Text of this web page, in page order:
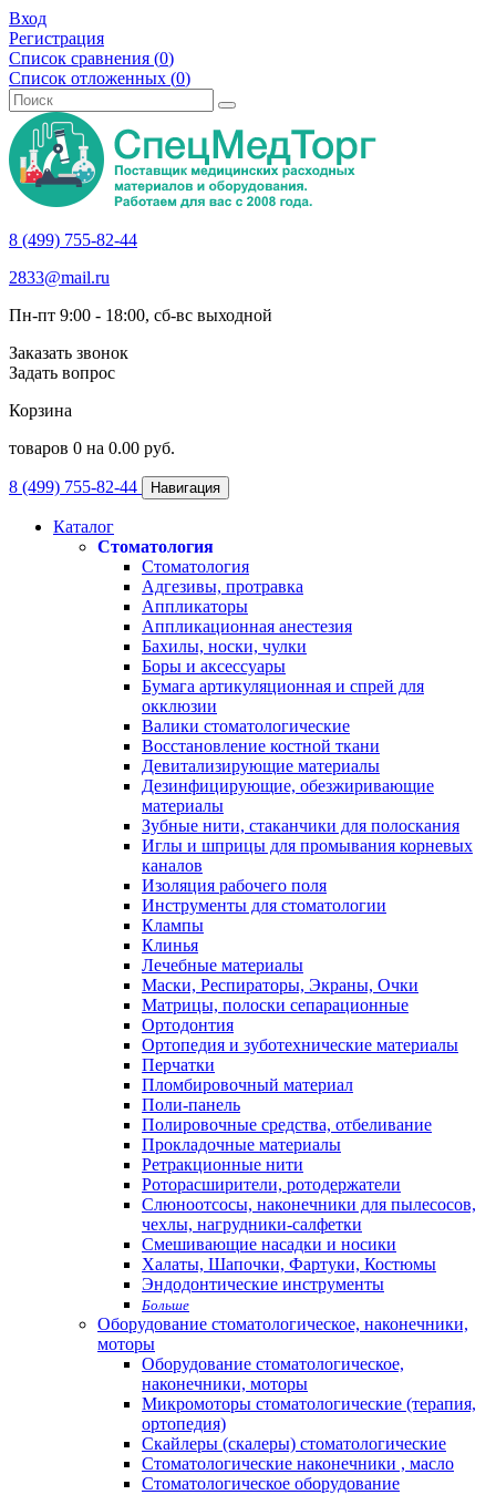
Вход
Регистрация
Список сравнения (0)
Список отложенных (0)
8 (499) 755-82-44
2833@mail.ru
Пн-пт 9:00 - 18:00, сб-вс выходной
Заказать звонок
Задать вопрос
Корзина
товаров 0 на 0.00 руб.
8 (499) 755-82-44 Навигация
Каталог
Стоматология
Стоматология
Адгезивы, протравка
Аппликаторы
Аппликационная анестезия
Бахилы, носки, чулки
Боры и аксессуары
Бумага артикуляционная и спрей для
окклюзии
Валики стоматологические
Восстановление костной ткани
Девитализирующие материалы
Дезинфицирующие, обезжиривающие
материалы
Зубные нити, стаканчики для полоскания
Иглы и шприцы для промывания корневых
каналов
Изоляция рабочего поля
Инструменты для стоматологии
Клампы
Клинья
Лечебные материалы
Маски, Респираторы, Экраны, Очки
Матрицы, полоски сепарационные
Ортодонтия
Ортопедия и зуботехнические материалы
Перчатки
Пломбировочный материал
Поли-панель
Полировочные средства, отбеливание
Прокладочные материалы
Ретракционные нити
Роторасширители, ротодержатели
Слюноотсосы, наконечники для пылесосов,
чехлы, нагрудники-салфетки
Смешивающие насадки и носики
Халаты, Шапочки, Фартуки, Костюмы
Эндодонтические инструменты
Больше
Оборудование стоматологическое, наконечники,
моторы
Оборудование стоматологическое,
наконечники, моторы
Микромоторы стоматологические (терапия,
ортопедия)
Скайлеры (скалеры) стоматологические
Стоматологические наконечники , масло
Стоматологическое оборудование